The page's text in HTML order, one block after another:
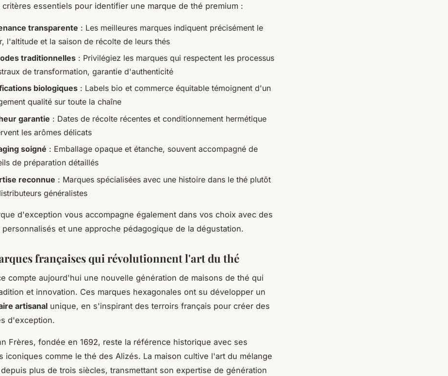
critères essentiels pour identifier une marque de thé premium :
transparente : Les meilleures marques indiquent précisément le
l'altitude et la saison de récolte de leurs thés
traditionnelles : Privilégiez les marques qui respectent les processus
de transformation, garantie d'authenticité
biologiques : Labels bio et commerce équitable témoignent d'un
qualité sur toute la chaîne
garantie : Dates de récolte récentes et conditionnement hermétique
les arômes délicats
soigné : Emballage opaque et étanche, souvent accompagné de
de préparation détaillés
reconnue : Marques spécialisées avec une histoire dans le thé plutôt
généralistes
d'exception vous accompagne également dans vos choix avec des
et une approche pédagogique de la dégustation.
françaises qui révolutionnent l'art du thé
compte aujourd'hui une nouvelle génération de maisons de thé qui
et innovation. Ces marques hexagonales ont su développer un
artisanal unique, en s'inspirant des terroirs français pour créer des
d'exception.
Frères, fondée en 1692, reste la référence historique avec ses
iconiques comme le thé des Alizés. La maison cultive l'art du mélange
plus de trois siècles, transmettant son expertise de génération